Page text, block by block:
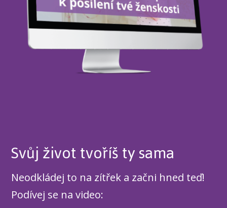
Svůj život tvoříš ty sama
Neodkládej to na zítřek a začni hned teď!
Podívej se na video: